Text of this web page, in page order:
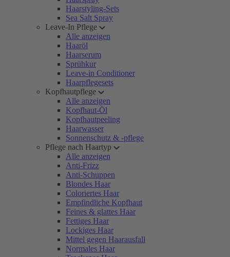
Haarstyling-Sets
Sea Salt Spray
Leave-In Pflege
Alle anzeigen
Haaröl
Haarserum
Sprühkur
Leave-in Conditioner
Haarpflegesets
Kopfhautpflege
Alle anzeigen
Kopfhaut-Öl
Kopfhautpeeling
Haarwasser
Sonnenschutz & -pflege
Pflege nach Haartyp
Alle anzeigen
Anti-Frizz
Anti-Schuppen
Blondes Haar
Coloriertes Haar
Empfindliche Kopfhaut
Feines & glattes Haar
Fettiges Haar
Lockiges Haar
Mittel gegen Haarausfall
Normales Haar